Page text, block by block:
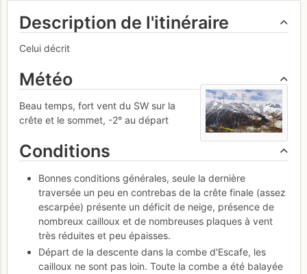
Description de l'itinéraire
Celui décrit
Météo
Beau temps, fort vent du SW sur la
crête et le sommet, -2° au départ
Conditions
Bonnes conditions générales, seule la dernière
traversée un peu en contrebas de la crête finale (assez
escarpée) présente un déficit de neige, présence de
nombreux cailloux et de nombreuses plaques à vent
très réduites et peu épaisses.
Départ de la descente dans la combe d'Escafe, les
cailloux ne sont pas loin. Toute la combe a été balayée